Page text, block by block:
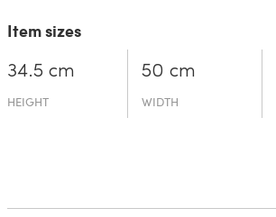
Item sizes
34.5 cm
HEIGHT
50 cm
WIDTH